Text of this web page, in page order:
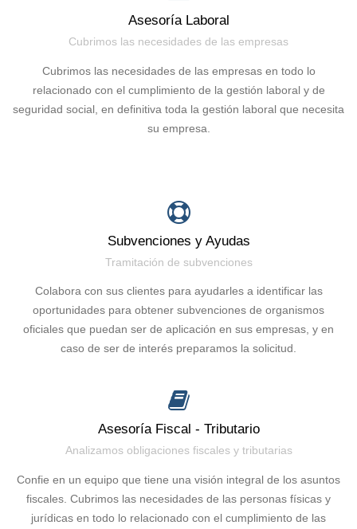
Asesoría Laboral
Cubrimos las necesidades de las empresas
Cubrimos las necesidades de las empresas en todo lo
relacionado con el cumplimiento de la gestión laboral y de
seguridad social, en definitiva toda la gestión laboral que necesita
su empresa.
Subvenciones y Ayudas
Tramitación de subvenciones
Colabora con sus clientes para ayudarles a identificar las
oportunidades para obtener subvenciones de organismos
oficiales que puedan ser de aplicación en sus empresas, y en
caso de ser de interés preparamos la solicitud.
Asesoría Fiscal - Tributario
Analizamos obligaciones fiscales y tributarias
Confie en un equipo que tiene una visión integral de los asuntos
fiscales. Cubrimos las necesidades de las personas físicas y
jurídicas en todo lo relacionado con el cumplimiento de las